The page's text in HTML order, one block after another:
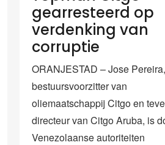
gearresteerd op
verdenking van
corruptie
ORANJESTAD – Jose Pereira,
bestuursvoorzitter van
oliemaatschappij Citgo en
directeur van Citgo Aruba, is
Venezolaanse autoriteiten